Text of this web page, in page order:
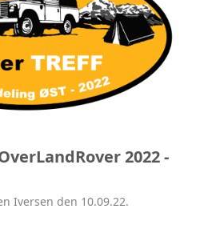
2022 -
Iversen den 10.09.22.